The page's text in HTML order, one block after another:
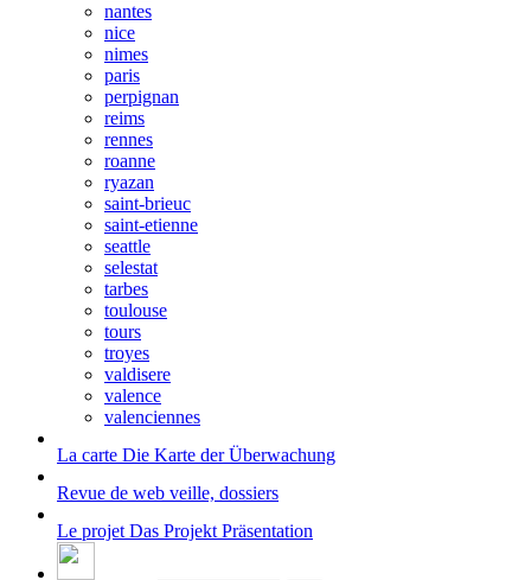
nantes
nice
nimes
paris
perpignan
reims
rennes
roanne
ryazan
saint-brieuc
saint-etienne
seattle
selestat
tarbes
toulouse
tours
troyes
valdisere
valence
valenciennes
La carte Die Karte der Überwachung
Revue de web veille, dossiers
Le projet Das Projekt Präsentation